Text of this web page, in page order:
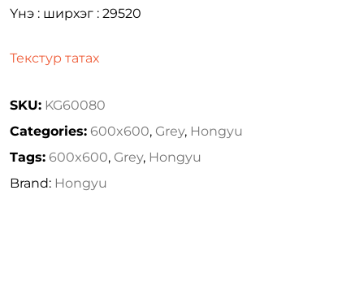
Үнэ : ширхэг : 29520
Текстур татах
SKU: KG60080
Categories: 600x600, Grey, Hongyu
Tags: 600x600, Grey, Hongyu
Brand: Hongyu